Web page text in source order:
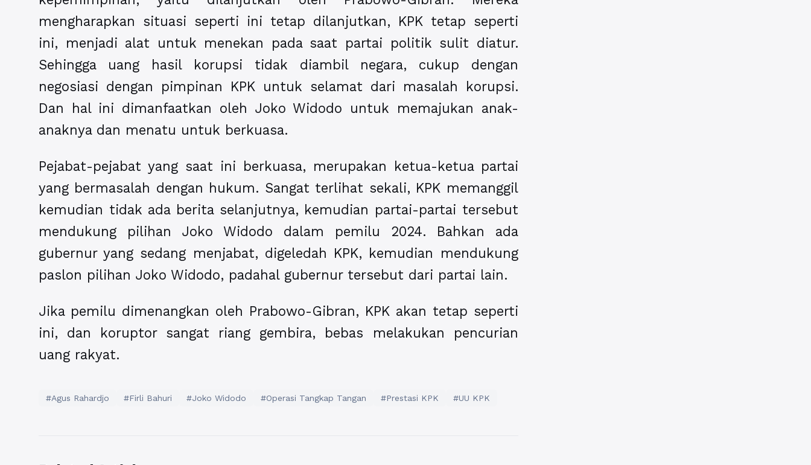
mengharapkan situasi seperti ini tetap dilanjutkan, KPK tetap seperti
ini, menjadi alat untuk menekan pada saat partai politik sulit diatur.
Sehingga uang hasil korupsi tidak diambil negara, cukup dengan
negosiasi dengan pimpinan KPK untuk selamat dari masalah korupsi.
Dan hal ini dimanfaatkan oleh Joko Widodo untuk memajukan anak-
anaknya dan menatu untuk berkuasa.
Pejabat-pejabat yang saat ini berkuasa, merupakan ketua-ketua partai
yang bermasalah dengan hukum. Sangat terlihat sekali, KPK memanggil
kemudian tidak ada berita selanjutnya, kemudian partai-partai tersebut
mendukung pilihan Joko Widodo dalam pemilu 2024. Bahkan ada
gubernur yang sedang menjabat, digeledah KPK, kemudian mendukung
paslon pilihan Joko Widodo, padahal gubernur tersebut dari partai lain.
Jika pemilu dimenangkan oleh Prabowo-Gibran, KPK akan tetap seperti
ini, dan koruptor sangat riang gembira, bebas melakukan pencurian
uang rakyat.
#Agus Rahardjo #Firli Bahuri #Joko Widodo #Operasi Tangkap Tangan #Prestasi KPK #UU KPK